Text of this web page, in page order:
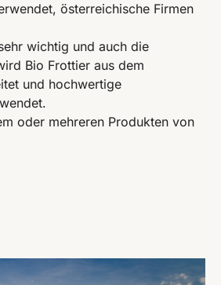
österreichische Firmen
wichtig und auch die
Bio Frottier aus dem
und hochwertige
oder mehreren Produkten von